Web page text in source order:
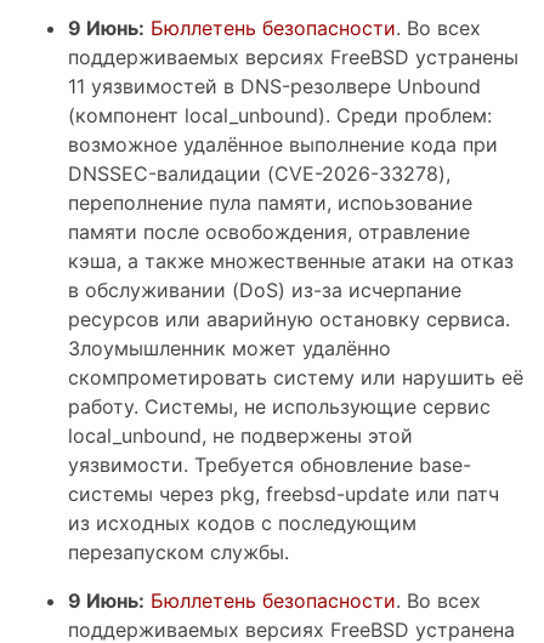
9 Июнь: Бюллетень безопасности. Во всех
поддерживаемых версиях FreeBSD устранены
11 уязвимостей в DNS-резолвере Unbound
(компонент local_unbound). Среди проблем:
возможное удалённое выполнение кода при
DNSSEC-валидации (CVE-2026-33278),
переполнение пула памяти, испоьзование
памяти после освобождения, отравление
кэша, а также множественные атаки на отказ
в обслуживании (DoS) из-за исчерпание
ресурсов или аварийную остановку сервиса.
Злоумышленник может удалённо
скомпрометировать систему или нарушить её
работу. Системы, не использующие сервис
local_unbound, не подвержены этой
уязвимости. Требуется обновление base-
системы через pkg, freebsd-update или патч
из исходных кодов с последующим
перезапуском службы.
9 Июнь: Бюллетень безопасности. Во всех
поддерживаемых версиях FreeBSD устранена